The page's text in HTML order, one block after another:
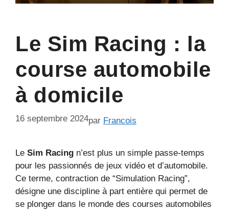
Le Sim Racing : la
course automobile
à domicile
16 septembre 2024par Francois
Le Sim Racing n’est plus un simple passe-temps
pour les passionnés de jeux vidéo et d’automobile.
Ce terme, contraction de “Simulation Racing”,
désigne une discipline à part entière qui permet de
se plonger dans le monde des courses automobiles